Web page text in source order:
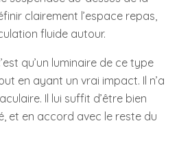
clairement l’espace repas,
fluide autour.
qu’un luminaire de ce type
en ayant un vrai impact. Il n’a
Il lui suffit d’être bien
et en accord avec le reste du